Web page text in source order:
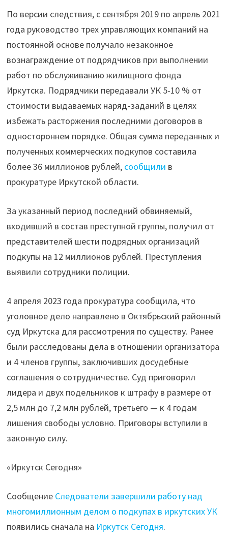
По версии следствия, с сентября 2019 по апрель 2021
года руководство трех управляющих компаний на
постоянной основе получало незаконное
вознаграждение от подрядчиков при выполнении
работ по обслуживанию жилищного фонда
Иркутска. Подрядчики передавали УК 5-10 % от
стоимости выдаваемых наряд-заданий в целях
избежать расторжения последними договоров в
одностороннем порядке. Общая сумма переданных и
полученных коммерческих подкупов составила
более 36 миллионов рублей, сообщили в
прокуратуре Иркутской области.
За указанный период последний обвиняемый,
входивший в состав преступной группы, получил от
представителей шести подрядных организаций
подкупы на 12 миллионов рублей. Преступления
выявили сотрудники полиции.
4 апреля 2023 года прокуратура сообщила, что
уголовное дело направлено в Октябрьский районный
суд Иркутска для рассмотрения по существу. Ранее
были расследованы дела в отношении организатора
и 4 членов группы, заключивших досудебные
соглашения о сотрудничестве. Суд приговорил
лидера и двух подельников к штрафу в размере от
2,5 млн до 7,2 млн рублей, третьего — к 4 годам
лишения свободы условно. Приговоры вступили в
законную силу.
«Иркутск Сегодня»
Сообщение Следователи завершили работу над
многомиллионным делом о подкупах в иркутских УК
появились сначала на Иркутск Сегодня.